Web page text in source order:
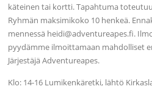
käteinen tai kortti. Tapahtuma
Ryhmän maksimikoko 10 henkeä.
mennessä heidi@adventureapes.fi.
pyydämme ilmoittamaan mahdolliset
Järjestäjä Adventureapes.
Klo: 14-16 Lumikenkäretki, lähtö